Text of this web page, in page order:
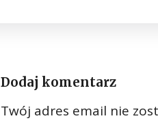
Dodaj komentarz
Twój adres email nie